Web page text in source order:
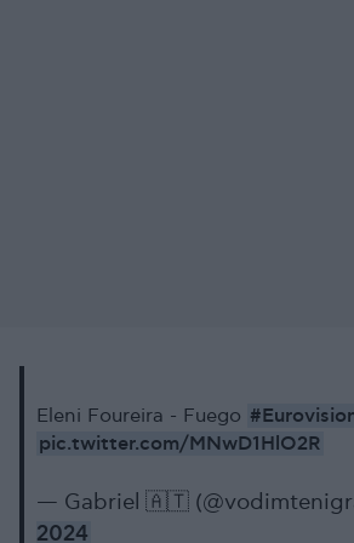
Eleni Foureira - Fuego
pic.twitter.com/MNwD1HlO2R
— Gabriel 🇦🇹
2024